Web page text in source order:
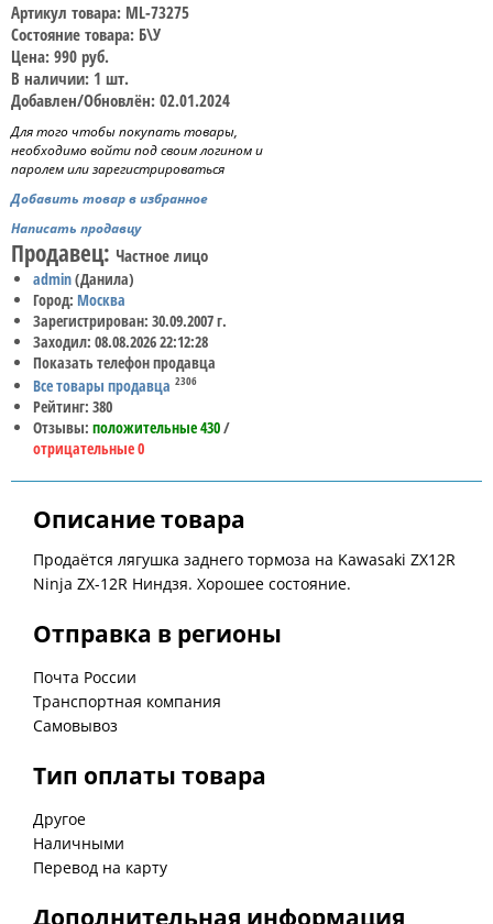
Артикул товара: ML-73275
Состояние товара: Б\У
Цена: 990 руб.
В наличии: 1 шт.
Добавлен/Обновлён: 02.01.2024
Для того чтобы покупать товары,
необходимо войти под своим логином и
паролем или зарегистрироваться
Добавить товар в избранное
Написать продавцу
Продавец: Частное лицо
admin(Данила)
Город: Москва
Зарегистрирован: 30.09.2007 г.
Заходил: 08.08.2026 22:12:28
Показать телефон продавца
Все товары продавца 2306
Рейтинг: 380
Отзывы: положительные 430/
отрицательные 0
Описание товара
Продаётся лягушка заднего тормоза на Kawasaki ZX12R
Ninja ZX-12R Ниндзя. Хорошее состояние.
Отправка в регионы
Почта России
Транспортная компания
Самовывоз
Тип оплаты товара
Другое
Наличными
Перевод на карту
Дополнительная информация